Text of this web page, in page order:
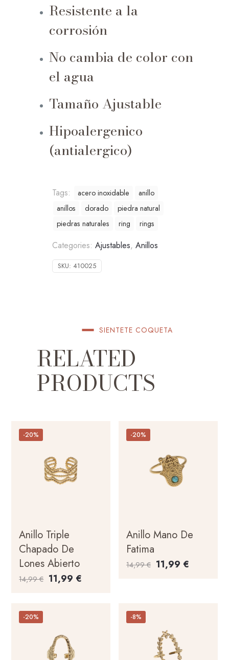
Resistente a la
corrosión
No cambia de color con
el agua
Tamaño Ajustable
Hipoalergenico
(antialergico)
Tags: acero inoxidable
anillo
anillos
dorado
piedra natural
piedras naturales
ring rings
Categories:Ajustables,Anillos
SKU:410025
SIENTETE COQUETA
RELATED
PRODUCTS
-20%
Anillo Triple
Chapado De
Lones Abierto
14,99€ 11,99 €
-20%
Anillo Mano De
Fatima
14,99€ 11,99 €
-20% -8%